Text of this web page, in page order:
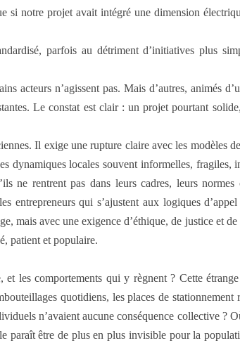
notre projet avait intégré une dimension
parfois au détriment d’initiatives plus
acteurs n’agissent pas. Mais d’autres, animés
Le constat est clair : un projet pourtant
Il exige une rupture claire avec les modèles
dynamiques locales souvent informelles, fragiles,
ne rentrent pas dans leurs cadres, leurs
qui s’ajustent aux logiques
mais avec une exigence d’éthique, de justice et
patient et populaire.
les comportements qui y règnent ? Cette
quotidiens, les places de stationnement
n’avaient aucune conséquence collective ?
paraît être de plus en plus invisible pour la